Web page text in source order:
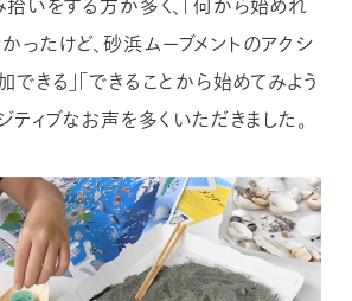
拾いをする方が多く、「何から始めれ
ったけど、砂浜ムーブメントのアクシ
きる」「できることから始めてみよう
ティブなお声を多くいただきました。